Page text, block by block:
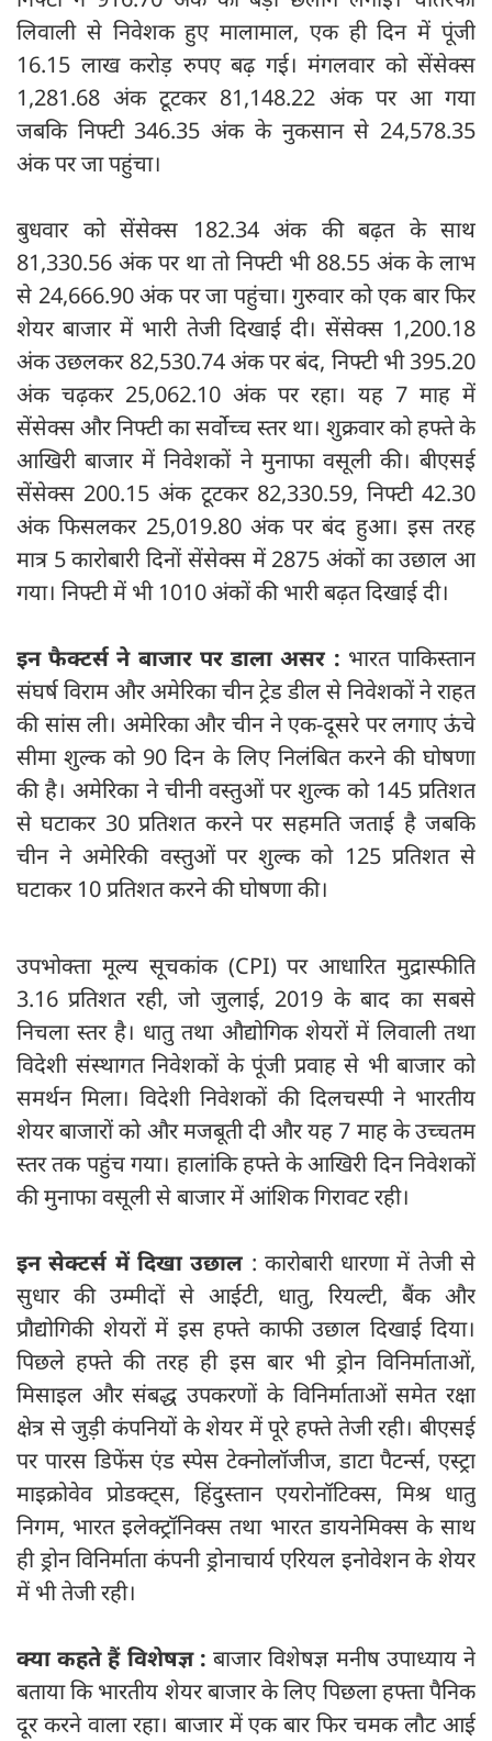
लिवाली से निवेशक हुए मालामाल, एक ही दिन में पूंजी
16.15 लाख करोड़ रुपए बढ़ गई। मंगलवार को सेंसेक्स
1,281.68 अंक टूटकर 81,148.22 अंक पर आ गया
जबकि निफ्टी 346.35 अंक के नुकसान से 24,578.35
अंक पर जा पहुंचा।
बुधवार को सेंसेक्स 182.34 अंक की बढ़त के साथ
81,330.56 अंक पर था तो निफ्टी भी 88.55 अंक के लाभ
से 24,666.90 अंक पर जा पहुंचा। गुरुवार को एक बार फिर
शेयर बाजार में भारी तेजी दिखाई दी। सेंसेक्स 1,200.18
अंक उछलकर 82,530.74 अंक पर बंद, निफ्टी भी 395.20
अंक चढ़कर 25,062.10 अंक पर रहा। यह 7 माह में
सेंसेक्स और निफ्टी का सर्वोच्च स्तर था। शुक्रवार को हफ्ते के
आखिरी बाजार में निवेशकों ने मुनाफा वसूली की। बीएसई
सेंसेक्स 200.15 अंक टूटकर 82,330.59, निफ्टी 42.30
अंक फिसलकर 25,019.80 अंक पर बंद हुआ। इस तरह
मात्र 5 कारोबारी दिनों सेंसेक्स में 2875 अंकों का उछाल आ
गया। निफ्टी में भी 1010 अंकों की भारी बढ़त दिखाई दी।
इन फैक्टर्स ने बाजार पर डाला असर : भारत पाकिस्तान
संघर्ष विराम और अमेरिका चीन ट्रेड डील से निवेशकों ने राहत
की सांस ली। अमेरिका और चीन ने एक-दूसरे पर लगाए ऊंचे
सीमा शुल्क को 90 दिन के लिए निलंबित करने की घोषणा
की है। अमेरिका ने चीनी वस्तुओं पर शुल्क को 145 प्रतिशत
से घटाकर 30 प्रतिशत करने पर सहमति जताई है जबकि
चीन ने अमेरिकी वस्तुओं पर शुल्क को 125 प्रतिशत से
घटाकर 10 प्रतिशत करने की घोषणा की।
उपभोक्ता मूल्य सूचकांक (CPI) पर आधारित मुद्रास्फीति
3.16 प्रतिशत रही, जो जुलाई, 2019 के बाद का सबसे
निचला स्तर है। धातु तथा औद्योगिक शेयरों में लिवाली तथा
विदेशी संस्थागत निवेशकों के पूंजी प्रवाह से भी बाजार को
समर्थन मिला। विदेशी निवेशकों की दिलचस्पी ने भारतीय
शेयर बाजारों को और मजबूती दी और यह 7 माह के उच्चतम
स्तर तक पहुंच गया। हालांकि हफ्ते के आखिरी दिन निवेशकों
की मुनाफा वसूली से बाजार में आंशिक गिरावट रही।
इन सेक्टर्स में दिखा उछाल : कारोबारी धारणा में तेजी से
सुधार की उम्मीदों से आईटी, धातु, रियल्टी, बैंक और
प्रौद्योगिकी शेयरों में इस हफ्ते काफी उछाल दिखाई दिया।
पिछले हफ्ते की तरह ही इस बार भी ड्रोन विनिर्माताओं,
मिसाइल और संबद्ध उपकरणों के विनिर्माताओं समेत रक्षा
क्षेत्र से जुड़ी कंपनियों के शेयर में पूरे हफ्ते तेजी रही। बीएसई
पर पारस डिफेंस एंड स्पेस टेक्नोलॉजीज, डाटा पैटर्न्स, एस्ट्रा
माइक्रोवेव प्रोडक्ट्स, हिंदुस्तान एयरोनॉटिक्स, मिश्र धातु
निगम, भारत इलेक्ट्रॉनिक्स तथा भारत डायनेमिक्स के साथ
ही ड्रोन विनिर्माता कंपनी ड्रोनाचार्य एरियल इनोवेशन के शेयर
में भी तेजी रही।
क्या कहते हैं विशेषज्ञ : बाजार विशेषज्ञ मनीष उपाध्याय ने
बताया कि भारतीय शेयर बाजार के लिए पिछला हफ्ता पैनिक
दूर करने वाला रहा। बाजार में एक बार फिर चमक लौट आई